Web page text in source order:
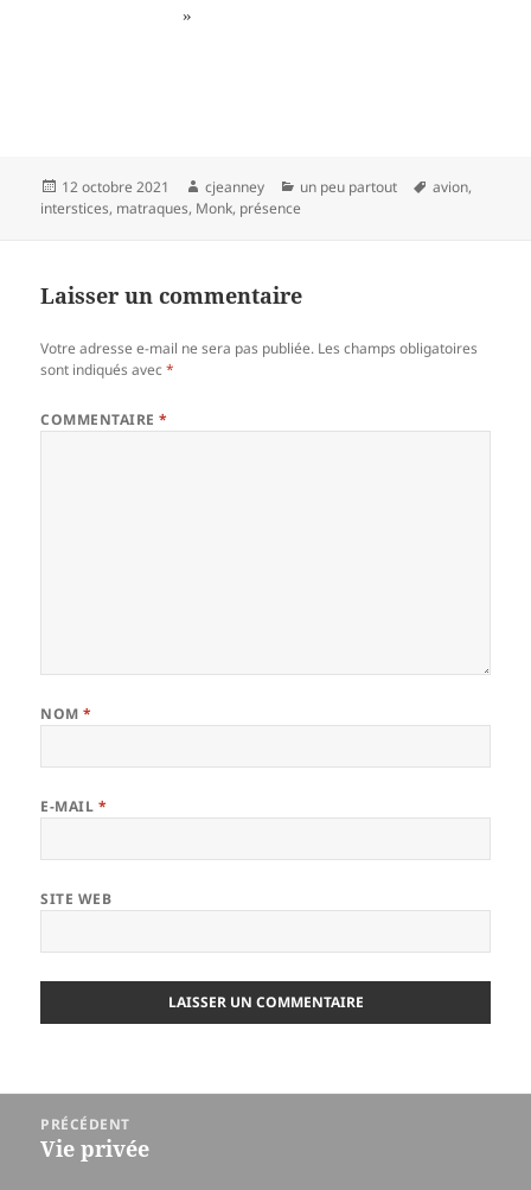
»
Publié
le
12 octobre 2021 Auteur
cjeanney Catégories
un peu partout
Mots-
avion,
interstices, matraques, Monk, présence
Laisser un commentaire
Votre adresse e-mail ne sera pas publiée. Les champs obligatoires
sont indiqués avec*
COMMENTAIRE*
NOM*
E-MAIL *
SITE WEB
l’article
PRÉCÉDENT
Article
Vie privée